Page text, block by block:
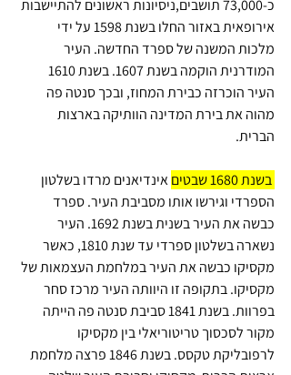
כ-73,000 תושבים,ניסיונות ראשונים להתיישבות
אירופאית באזור החלו בשנת 1598 על ידי
מלכות המשנה של ספרד החדשה. העיר
העיר הוכרזה כבירת המחוז, ובכך סנטה פה
מהוה את בירת המדינה הוותיקה בארצות
הברית.
בשנת 1680 שבטים
אינדיאנים מרדו בשלטון
הספרדי וגירשו אותו מסביבת העיר. ספרד
כבשה את העיר בשנית בשנת 1692. העיר
נשארה בשלטון ספרדי עד שנת 1810, כאשר
מקסיקו כבשה את העיר במלחמת העצמאות של
מקסיקו. בתקופה זו היוותה העיר מרכז סחר
בפרוות. בשנת 1841 סביבת סנטה פה הייתה
מקור לסכסוך טריטוריאלי בין מקסיקו
לרפובליקת טקסס. בשנת 1846 פרצה מלחמת